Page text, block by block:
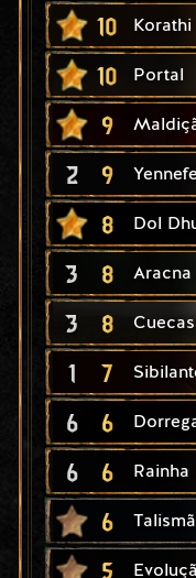
10
10 Portal
9
2 9
8 Dol
3 8 Aracna
3 8 Cuecas
1 7
6 6
6 6
6
5